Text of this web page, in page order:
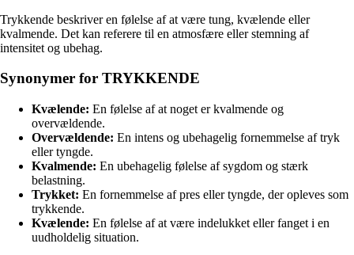
Trykkende beskriver en følelse af at være tung, kvælende eller
kvalmende. Det kan referere til en atmosfære eller stemning af
intensitet og ubehag.
Synonymer for TRYKKENDE
Kvælende: En følelse af at noget er kvalmende og
overvældende.
Overvældende: En intens og ubehagelig fornemmelse af tryk
eller tyngde.
Kvalmende: En ubehagelig følelse af sygdom og stærk
belastning.
Trykket: En fornemmelse af pres eller tyngde, der opleves som
trykkende.
Kvælende: En følelse af at være indelukket eller fanget i en
uudholdelig situation.